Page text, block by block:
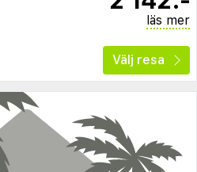
läs mer
Välj resa